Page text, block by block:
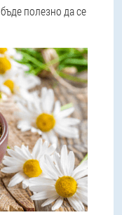
полезно да се